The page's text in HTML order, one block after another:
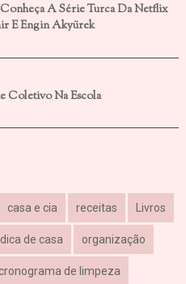
A Série Turca Da Netflix
E Engin Akyürek
Coletivo Na Escola
casa e cia receitas Livros
dica de casa organização
de limpeza